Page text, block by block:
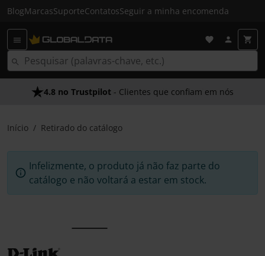
BlogMarcasSuporteContatosSeguir a minha encomenda
4.8 no Trustpilot - Clientes que confiam em nós
Início Retirado do catálogo
Infelizmente, o produto já não faz parte do
catálogo e não voltará a estar em stock.